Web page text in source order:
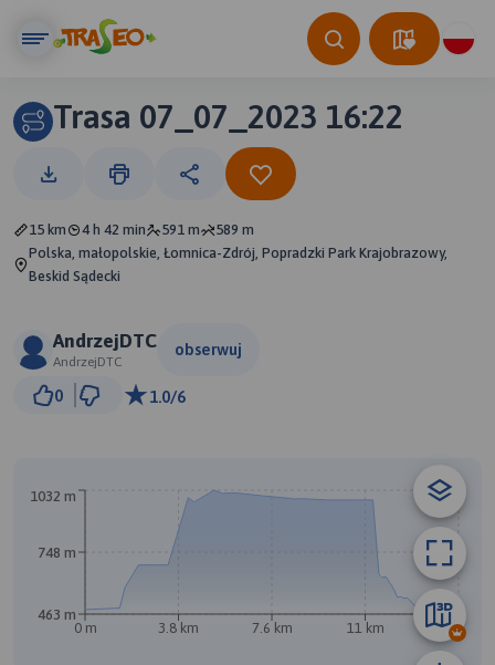
Trasa 07_07_2023 16:22
15 km 4 h 42 min 591 m
589 m
Polska, małopolskie, Łomnica-Zdrój, Popradzki Park Krajobrazowy,
Beskid Sądecki
AndrzejDTC
AndrzejDTC
obserwuj
0 1.0/6
0 m 3.8 km 7.6 km 11 km 15 km
463 m
748 m
1032 m